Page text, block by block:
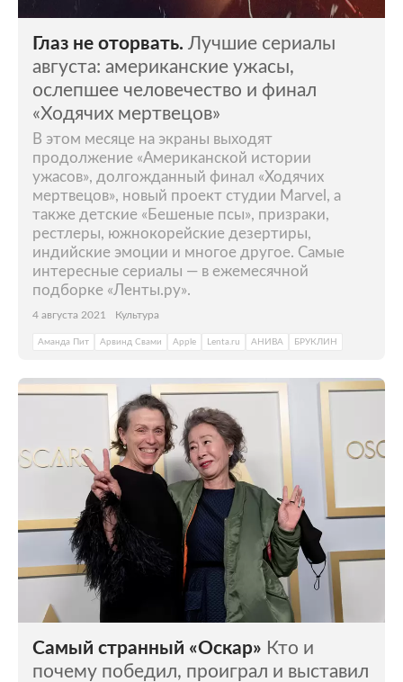
Глаз не оторвать. Лучшие сериалы
августа: американские ужасы,
ослепшее человечество и финал
«Ходячих мертвецов»
В этом месяце на экраны выходят
продолжение «Американской истории
ужасов», долгожданный финал «Ходячих
мертвецов», новый проект студии Marvel, а
также детские «Бешеные псы», призраки,
рестлеры, южнокорейские дезертиры,
индийские эмоции и многое другое. Самые
интересные сериалы — в ежемесячной
подборке «Ленты.ру».
4 августа 2021 Культура
Аманда Пит Арвинд Свами Apple Lenta.ru АНИВА БРУКЛИН
Самый странный «Оскар» Кто и
почему победил, проиграл и выставил